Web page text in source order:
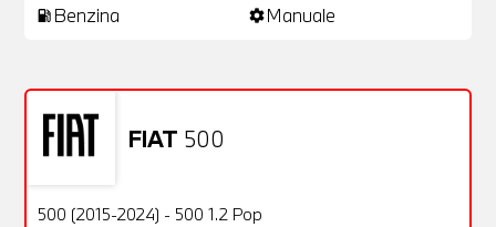
local_gas_station Benzina settingsManuale
FIAT 500
OFFERTA
Usato
500 (2015-2024) - 500 1.2 Pop